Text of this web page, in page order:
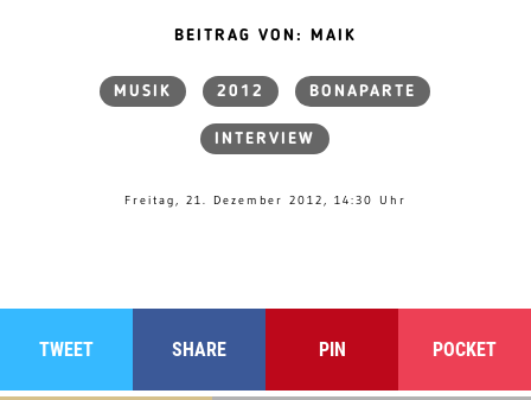
BEITRAG VON: MAIK
MUSIK 2012 BONAPARTE
INTERVIEW
Freitag, 21. Dezember 2012, 14:30 Uhr
TWEET SHARE PIN POCKET